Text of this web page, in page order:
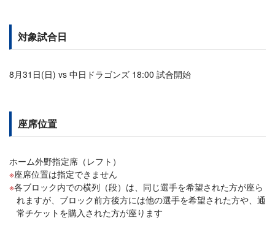
対象試合日
8月31日(日) vs 中日ドラゴンズ 18:00 試合開始
座席位置
ホーム外野指定席（レフト）
座席位置は指定できません
各ブロック内での横列（段）は、同じ選手を希望された方が座ら
れますが、ブロック前方後方には他の選手を希望された方や、通
常チケットを購入された方が座ります